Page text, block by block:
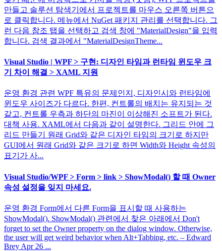
만들고 솔루션 탐색기에서 프로젝트를 마우스 오른쪽 버튼으
로 클릭합니다. 메뉴에서 NuGet 패키지 관리를 선택합니다. 그
런 다음 참조 탭을 선택하고 검색 창에 "MaterialDesign"을 입력
합니다. 검색 결과에서 "MaterialDesignTheme...
Visual Studio | WPF > 구현: 디자인 타임과 런타임 윈도우 크
기 차이 해결 > XAML 지원
운영 환경 관련 WPF 특유의 문제인지, 디자인시와 런타임에
윈도우 사이즈가 다르다. 한편, 컨트롤의 배치는 유지되는 것
같고, 컨트롤 우측과 하단의 마진이 이상해진 소프트가 된다.
대책 사용. XAML에서 다음과 같이 설명한다. 그리드 안에 그
리드 만들기 원래 Grid와 같은 디자인 타임의 크기로 하지만
GUI에서 원래 Grid와 같은 크기로 하면 Width와 Height 속성의
표기가 사...
Visual Studio/WPF > Form > link > ShowModal() 할 때 Owner
속성 설정을 잊지 마세요.
운영 환경 Form에서 다른 Form을 표시할 때 사용하는
ShowModal(). ShowModal() 관련에서 찾은 아래에서 Don't
forget to set the Owner property on the dialog window. Otherwise,
the user will get weird behavior when Alt+Tabbing, etc. – Edward
Brey Apr 26 ...